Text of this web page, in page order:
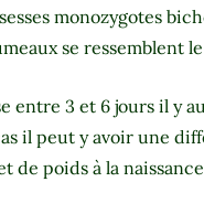
monozygotes
se ressemblent
entre 3 et 6 jours il y
il peut y avoir une
de poids à la